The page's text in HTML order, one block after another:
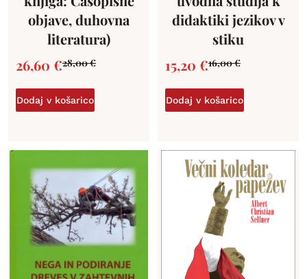
objave, duhovna
literatura)
28,00€
26,60 €
Dodaj v košarico
didaktiki jezikov v
stiku
16,00€
15,20 €
Dodaj v košarico